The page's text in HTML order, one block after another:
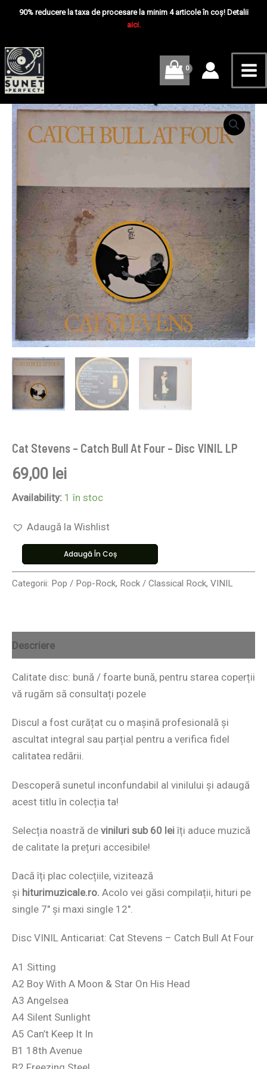
90% reducere la taxa de procesare la minim 4 articole în coș! Detalii
aici.
Cat Stevens – Catch Bull At Four – Disc VINIL LP
69,00 lei
Availability: 1 în stoc
Adaugă la Wishlist
Cantitate
Cat
Stevens
–
Bull
Disc
VINIL
LP
Adaugă În Coș
Categorii: Pop / Pop-Rock, Rock / Classical Rock, VINIL
Descriere
Calitate disc: bună / foarte bună, pentru starea coperții
vă rugăm să consultați pozele
Discul a fost curățat cu o mașină profesională și
ascultat integral sau parțial pentru a verifica fidel
calitatea redării.
Descoperă sunetul inconfundabil al vinilului și adaugă
acest titlu în colecția ta!
Selecția noastră de viniluri sub 60 leiîți aduce muzică
de calitate la prețuri accesibile!
Dacă îți plac colecțiile, vizitează
și hiturimuzicale.ro. Acolo vei găsi compilații, hituri pe
single 7″ și maxi single 12″.
Disc VINIL Anticariat: Cat Stevens – Catch Bull At Four
A1 Sitting
A2 Boy With A Moon & Star On His Head
A3 Angelsea
A4 Silent Sunlight
A5 Can’t Keep It In
B1 18th Avenue
Bull